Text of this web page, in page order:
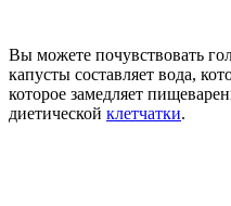
Вы можете почувствовать
капусты составляет вода,
которое замедляет
диетической клетчатки.